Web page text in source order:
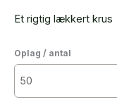
Et rigtig lækkert krus
Oplag / antal